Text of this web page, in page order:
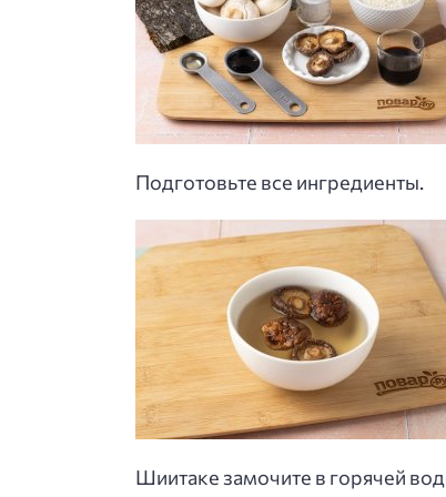
Подготовьте все ингредиенты.
Шиитаке замочите в горячей